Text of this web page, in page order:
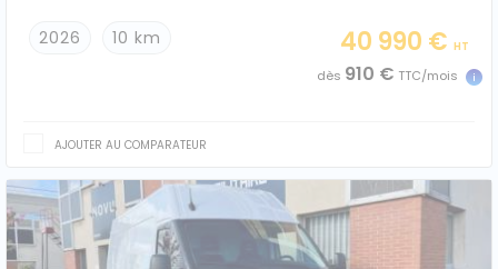
2026 10 km 40 990 € HT
dès 910 € TTC/mois
AJOUTER AU COMPARATEUR